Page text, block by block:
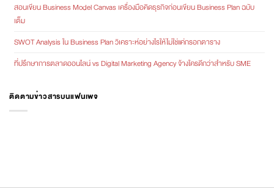
สอนเขียน Business Model Canvas เครื่องมือคิดธุรกิจก่อนเขียน Business Plan ฉบับ
เต็ม
SWOT Analysis ใน Business Plan วิเคราะห์อย่างไรให้ไม่ใช่แค่กรอกตาราง
ที่ปรึกษาการตลาดออนไลน์ vs Digital Marketing Agency จ้างใครดีกว่าสำหรับ SME
ติดตามข่าวสารบนแฟนเพจ